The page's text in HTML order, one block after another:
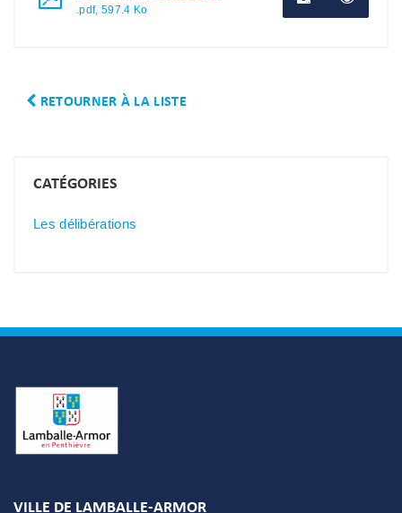
.pdf, 597.4 Ko
RETOURNER À LA LISTE
CATÉGORIES
Les délibérations
VILLE DE LAMBALLE-ARMOR